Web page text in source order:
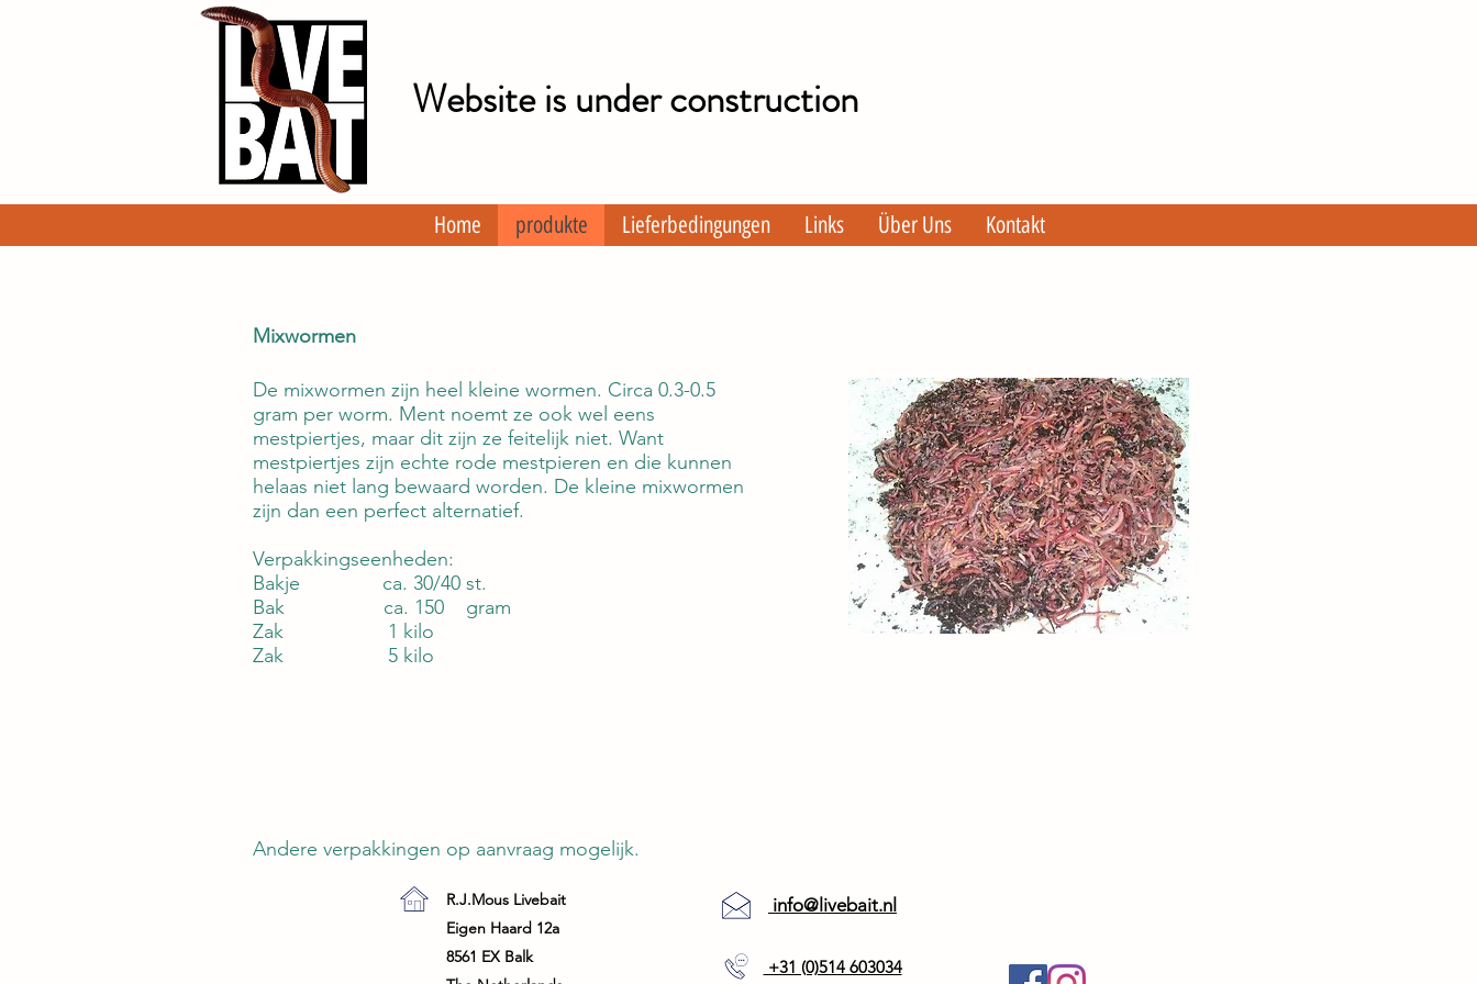
Website is under construction
Home produkte Lieferbedingungen Links Über Uns Kontakt
Mixwormen
De mixwormen zijn heel kleine wormen. Circa 0.3-0.5
gram per worm. Ment noemt ze ook wel eens
mestpiertjes, maar dit zijn ze feitelijk niet. Want
mestpiertjes zijn echte rode mestpieren en die kunnen
helaas niet lang bewaard worden. De kleine mixwormen
zijn dan een perfect alternatief.
Verpakkingseenheden:
Bakje ca. 30/40 st.
Bak ca. 150 gram
Zak 1 kilo
Zak 5 kilo
Andere verpakkingen op aanvraag mogelijk.
R.J.Mous Livebait
Eigen Haard 12a
8561 EX Balk
info@livebait.nl
+31 (0)514 603034